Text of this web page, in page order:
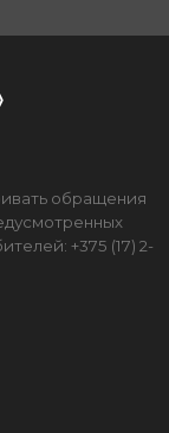
обращения
+375 (17) 2-